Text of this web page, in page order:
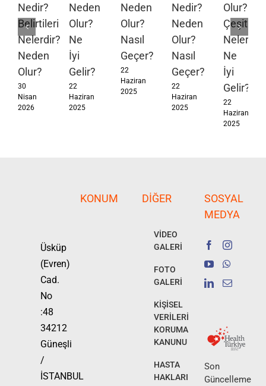
Nedir?
Belirtileri
Nelerdir?
Neden
Olur?
30
Nisan
2026
Neden
Olur?
Ne
İyi
Gelir?
22
Haziran
2025
Neden
Olur?
Nasıl
Geçer?
22
Haziran
2025
Nedir?
Neden
Olur?
Nasıl
Geçer?
22
Haziran
2025
Olur?
Çeşitleri
Nelerdir?
Ne
İyi
Gelir?
22
Haziran
2025
Üsküp
(Evren)
Cad.
No
:48
34212
Güneşli
/
İSTANBUL
KONUM DIĞER
VİDEO
GALERİ
FOTO
GALERİ
KİŞİSEL
VERİLERİ
KORUMA
KANUNU
HASTA
HAKLARI
SOSYAL
MEDYA
Son
Güncelleme